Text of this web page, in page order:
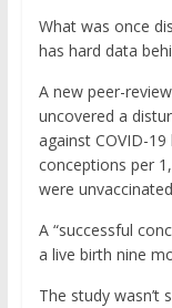
What was once
has hard data
A new peer-
uncovered a
against COVID-19
conceptions per
were
A “successful
a live birth nine
The study wasn’t